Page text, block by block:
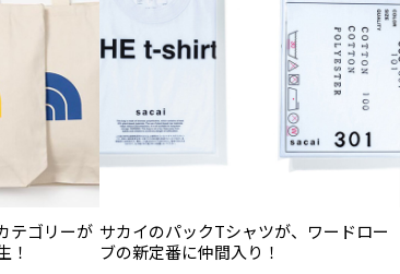
テゴリーが
！
サカイのパックTシャツが、ワードロー
ブの新定番に仲間入り！